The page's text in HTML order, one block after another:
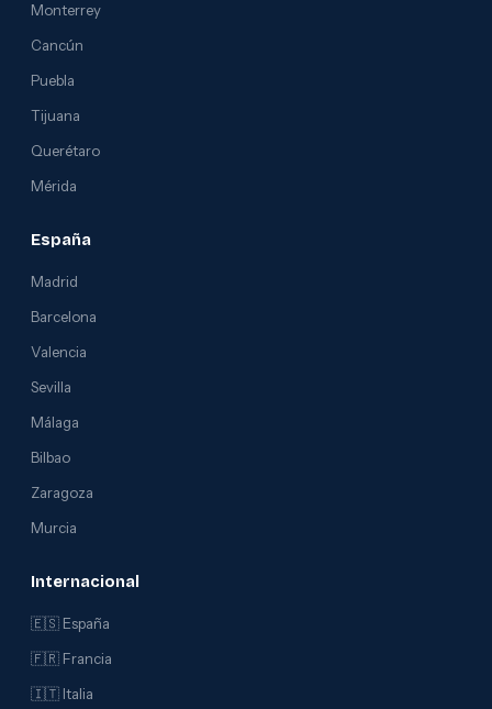
Monterrey
Cancún
Puebla
Tijuana
Querétaro
Mérida
España
Madrid
Barcelona
Valencia
Sevilla
Málaga
Bilbao
Zaragoza
Murcia
Internacional
🇪🇸 España
🇫🇷 Francia
🇮🇹 Italia